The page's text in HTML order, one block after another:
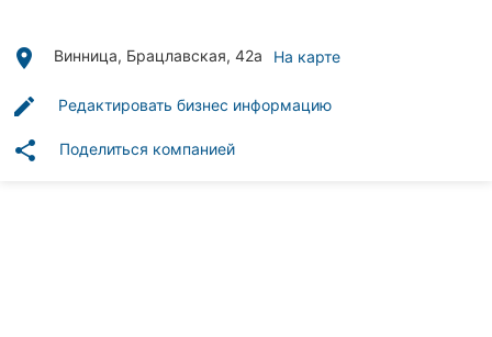
Рестораны
place Винница, Брацлавская, 42а На карте
edit Редактировать бизнес информацию
share Поделиться компанией